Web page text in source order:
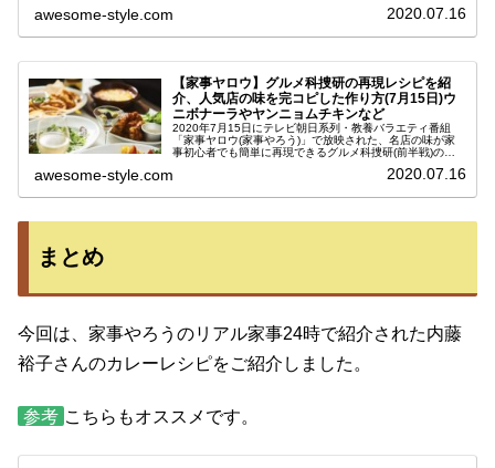
awesome-style.com 2020.07.16
【家事ヤロウ】グルメ科捜研の再現レシピを紹
介、人気店の味を完コピした作り方(7月15日)ウ
ニボナーラやヤンニョムチキンなど
2020年7月15日にテレビ朝日系列・教養バラエティ番組
「家事ヤロウ(家事やろう)」で放映された、名店の味が家
事初心者でも簡単に再現できるグルメ科捜研(前半戦)のレ
awesome-style.com 2020.07.16
まとめ
今回は、家事やろうのリアル家事24時で紹介された内藤
裕子さんのカレーレシピをご紹介しました。
参考 こちらもオススメです。